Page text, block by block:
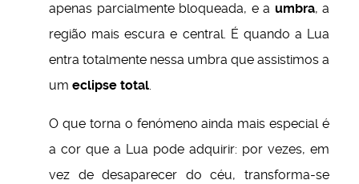
apenas parcialmente bloqueada, e a umbra, a
região mais escura e central. É quando a Lua
entra totalmente nessa umbra que assistimos a
um eclipse total.
O que torna o fenómeno ainda mais especial é
a cor que a Lua pode adquirir: por vezes, em
vez de desaparecer do céu, transforma-se